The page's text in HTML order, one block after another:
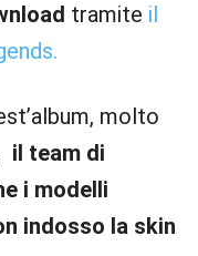
tramite il
molto
il team di
i modelli
indosso la skin